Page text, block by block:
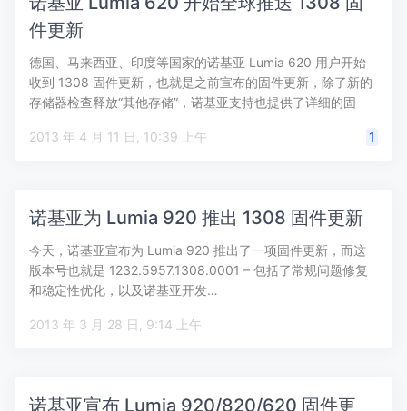
件更新
德国、马来西亚、印度等国家的诺基亚 Lumia 620 用户开始
收到 1308 固件更新，也就是之前宣布的固件更新，除了新的
存储器检查释放“其他存储”，诺基亚支持也提供了详细的固
2013 年 4 月 11 日, 10:39 上午
1
诺基亚为 Lumia 920 推出 1308 固件更新
今天，诺基亚宣布为 Lumia 920 推出了一项固件更新，而这
版本号也就是 1232.5957.1308.0001 – 包括了常规问题修复
和稳定性优化，以及诺基亚开发…
2013 年 3 月 28 日, 9:14 上午
诺基亚宣布 Lumia 920/820/620 固件更